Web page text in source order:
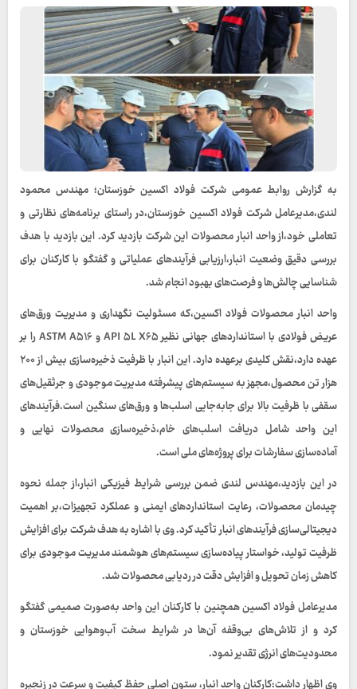
به گزارش روابط عمومی شرکت فولاد اکسین خوزستان؛ مهندس محمود
لندی،مدیرعامل شرکت فولاد اکسین خوزستان،در راستای برنامه‌های نظارتی و
تعاملی خود،از واحد انبار محصولات این شرکت بازدید کرد. این بازدید با هدف
بررسی دقیق وضعیت انبار،ارزیابی فرآیندهای عملیاتی و گفتگو با کارکنان برای
شناسایی چالش‌ها و فرصت‌های بهبود انجام شد.
واحد انبار محصولات فولاد اکسین،که مسئولیت نگهداری و مدیریت ورق‌های
عریض فولادی با استانداردهای جهانی نظیر API ۵L X۶۵ و ASTM A۵۱۶ را بر
عهده دارد،نقش کلیدی برعهده دارد. این انبار با ظرفیت ذخیره‌سازی بیش از ۲۰۰
هزار تن محصول،مجهز به سیستم‌های پیشرفته مدیریت موجودی و جرثقیل‌های
سقفی با ظرفیت بالا برای جابه‌جایی اسلب‌ها و ورق‌های سنگین است.فرآیندهای
این واحد شامل دریافت اسلب‌های خام،ذخیره‌سازی محصولات نهایی و
آماده‌سازی سفارشات برای پروژه‌های ملی است.
در این بازدید،مهندس لندی ضمن بررسی شرایط فیزیکی انبار،از جمله نحوه
چیدمان محصولات، رعایت استانداردهای ایمنی و عملکرد تجهیزات،بر اهمیت
دیجیتالی‌سازی فرآیندهای انبار تأکید کرد. وی با اشاره به هدف شرکت برای افزایش
ظرفیت تولید، خواستار پیاده‌سازی سیستم‌های هوشمند مدیریت موجودی برای
کاهش زمان تحویل و افزایش دقت در ردیابی محصولات شد.
مدیرعامل فولاد اکسین همچنین با کارکنان این واحد به‌صورت صمیمی گفتگو
کرد و از تلاش‌های بی‌وقفه آن‌ها در شرایط سخت آب‌وهوایی خوزستان و
محدودیت‌های انرژی تقدیر نمود.
وی اظهار داشت:کارکنان واحد انبار، ستون اصلی حفظ کیفیت و سرعت در زنجیره